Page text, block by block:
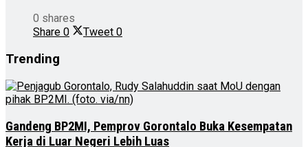
0 shares
Share 0 Tweet 0
Trending
Gandeng BP2MI, Pemprov Gorontalo Buka Kesempatan
Kerja di Luar Negeri Lebih Luas